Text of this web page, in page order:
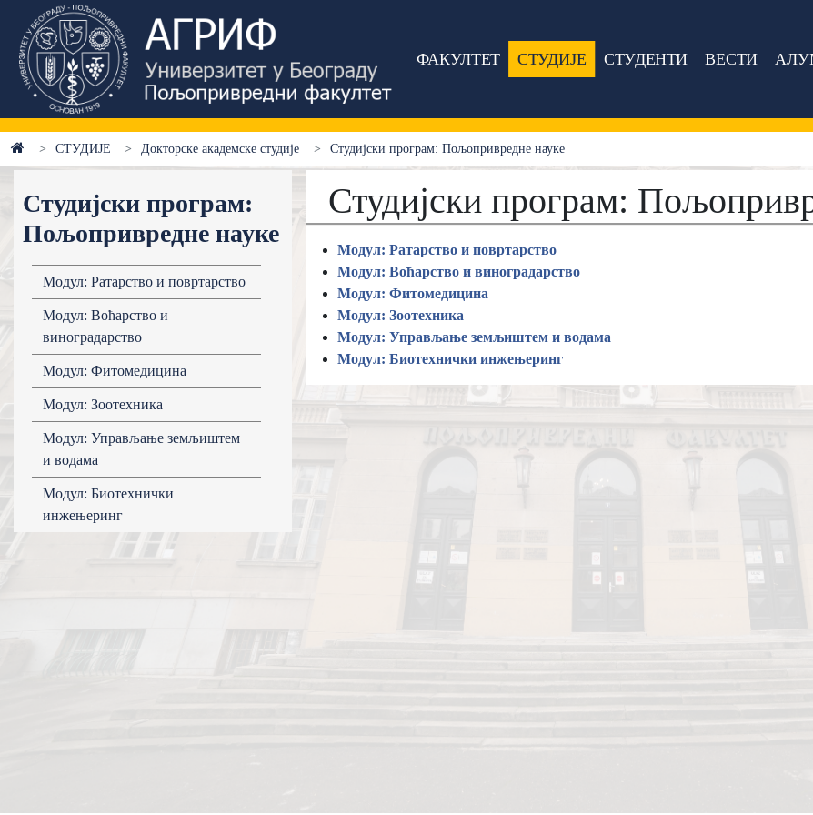
ФАКУЛТЕТ СТУДИЈЕ СТУДЕНТИ ВЕСТИ
СТУДИЈЕ Докторске академске студије Студијски програм: Пољопривредне науке
Студијски програм:
Пољопривредне науке
Модул: Ратарство и повртарство
Модул: Воћарство и
виноградарство
Модул: Фитомедицина
Модул: Зоотехника
Модул: Управљање земљиштем
и водама
Модул: Биотехнички
инжењеринг
Студијски програм:
Модул: Ратарство и повртарство
Модул: Воћарство и виноградарство
Модул: Фитомедицина
Модул: Зоотехника
Модул: Управљање земљиштем и водама
Модул: Биотехнички инжењеринг